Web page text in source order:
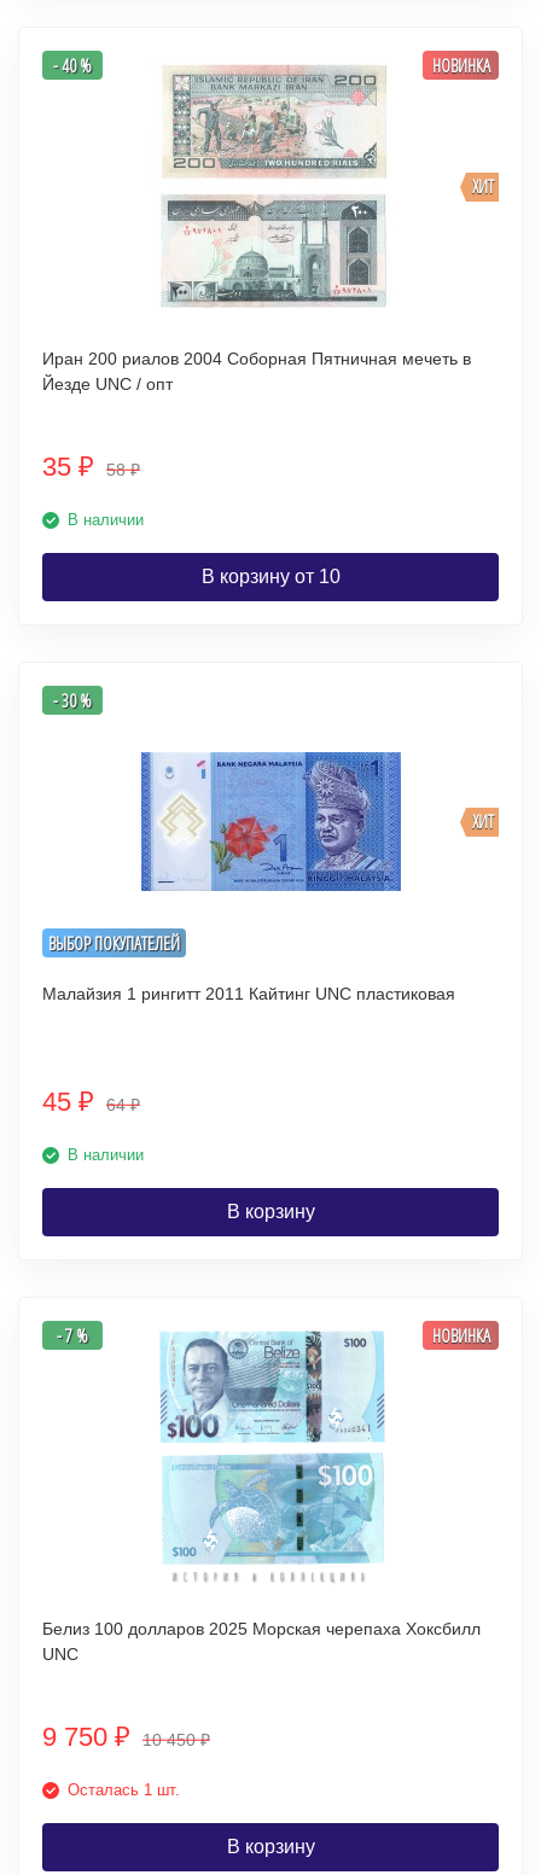
ХИТ
- 40 % НОВИНКА
Иран 200 риалов 2004 Соборная Пятничная мечеть в
Йезде UNC / опт
35 ₽ 58₽
В наличии
В корзину от 10
ВЫБОР ПОКУПАТЕЛЕЙ
ХИТ
- 30 %
Малайзия 1 рингитт 2011 Кайтинг UNC пластиковая
45 ₽ 64₽
В наличии
В корзину
- 7 % НОВИНКА
Белиз 100 долларов 2025 Морская черепаха Хоксбилл
UNC
9 750 ₽ 10 450₽
Осталась 1 шт.
В корзину